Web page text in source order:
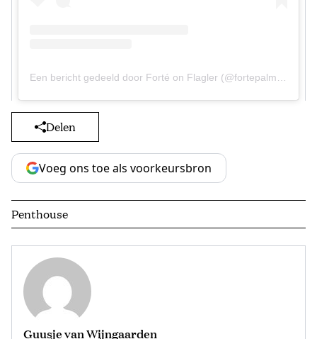
Een bericht gedeeld door Forté on Flagler (@fortepalmbeach)
Delen
Voeg ons toe als voorkeursbron
Penthouse
Guusje van Wijngaarden